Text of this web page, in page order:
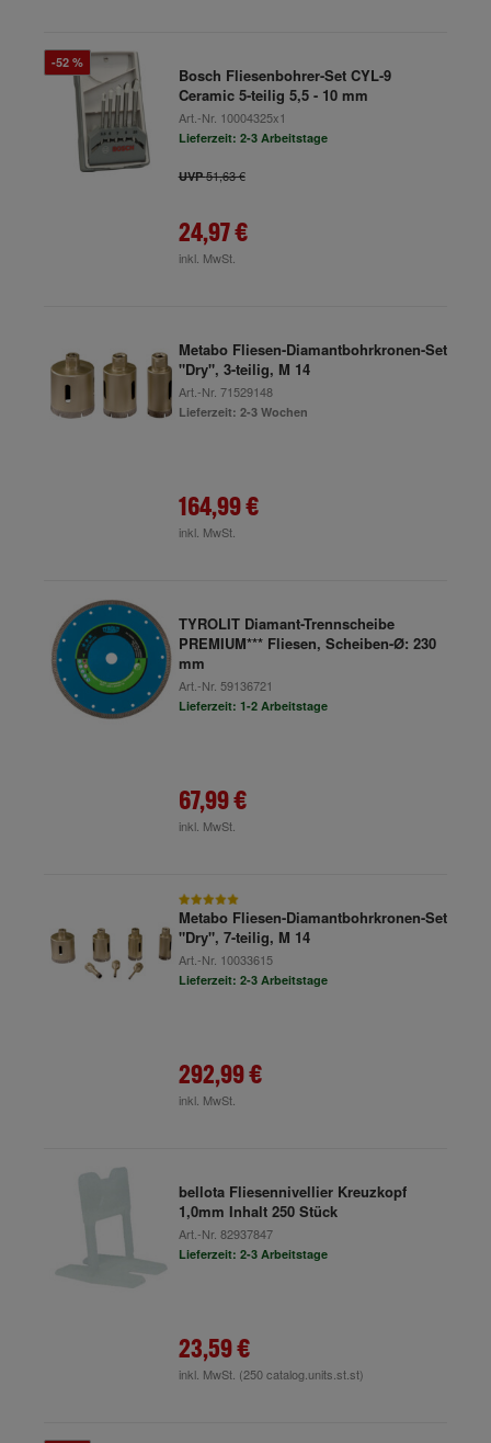
-52 %
Bosch Fliesenbohrer-Set CYL-9
Ceramic 5-teilig 5,5 - 10 mm
Art.-Nr. 10004325x1
Lieferzeit: 2-3 Arbeitstage
UVP51,63 €
24,97 €
inkl. MwSt.
Metabo Fliesen-Diamantbohrkronen-Set
"Dry", 3-teilig, M 14
Art.-Nr. 71529148
Lieferzeit: 2-3 Wochen
164,99 €
inkl. MwSt.
TYROLIT Diamant-Trennscheibe
PREMIUM*** Fliesen, Scheiben-Ø: 230
mm
Art.-Nr. 59136721
Lieferzeit: 1-2 Arbeitstage
67,99 €
inkl. MwSt.
Metabo Fliesen-Diamantbohrkronen-Set
"Dry", 7-teilig, M 14
Art.-Nr. 10033615
Lieferzeit: 2-3 Arbeitstage
292,99 €
inkl. MwSt.
bellota Fliesennivellier Kreuzkopf
1,0mm Inhalt 250 Stück
Art.-Nr. 82937847
Lieferzeit: 2-3 Arbeitstage
23,59 €
inkl. MwSt. (250 catalog.units.st.st)